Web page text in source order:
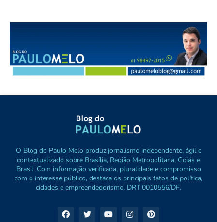
O Blog do Paulo Melo produz jornalismo independente, ágil e
contextualizado sobre Brasília, Região Metropolitana, Goiás e
Brasil. Com informação verificada, pluralidade e compromisso
com o interesse público, destaca os principais fatos de política,
cidades e empreendedorismo. DRT 0010556/DF.